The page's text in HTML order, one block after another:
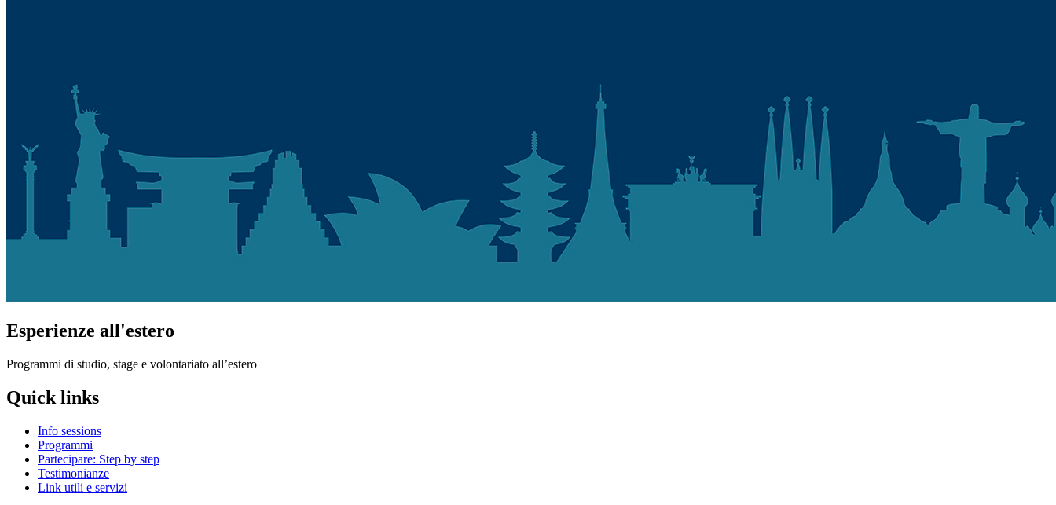
Esperienze all'estero
Programmi di studio, stage e volontariato all’estero
Quick links
Info sessions
Programmi
Partecipare: Step by step
Testimonianze
Link utili e servizi